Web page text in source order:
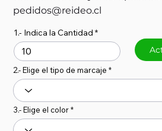
pedidos@reideo.cl
1.- Indica la Cantidad
2.- Elige el tipo de marcaje
3.- Elige el color